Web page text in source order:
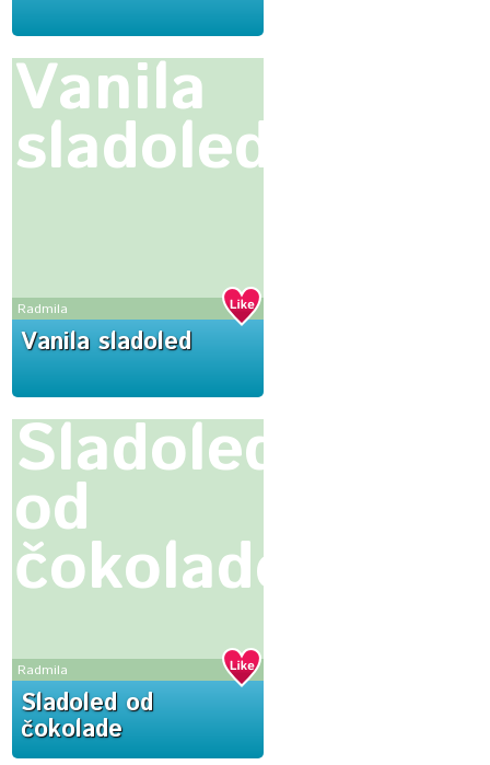
Vanila
sladoled
Radmila
Vanila sladoled
Sladoled
od
čokolade
Radmila
Sladoled od
čokolade